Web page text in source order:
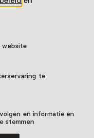
website
te
en informatie en
stemmen